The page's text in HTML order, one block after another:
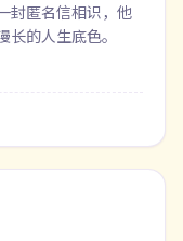
封匿名信相识，他
的人生底色。